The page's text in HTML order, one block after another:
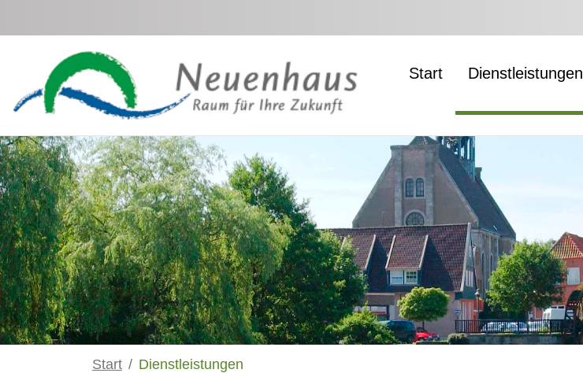
Start Dienstleistungen
Start Dienstleistungen